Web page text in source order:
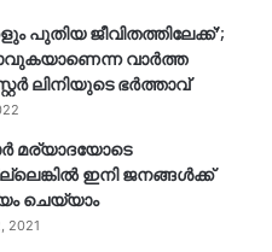
പുതിയ ജീവിതത്തിലേക്ക്’;
വാർത്ത
ലിനിയുടെ ഭർത്താവ്
മര്യാദയോടെ
ഇനി ജനങ്ങള്‍ക്ക്
ചെയ്യാം
2021